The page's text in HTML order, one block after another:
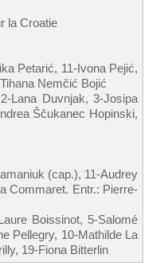
la Croatie
Petarić, 11-Ivona Pejić,
Nemčić Bojić
Lana Duvnjak, 3-Josipa
Ščukanec Hopinski,
(cap.), 11-Audrey
Commaret. Entr.: Pierre-
Boissinot, 5-Salomé
Pellegry, 10-Mathilde La
19-Fiona Bitterlin